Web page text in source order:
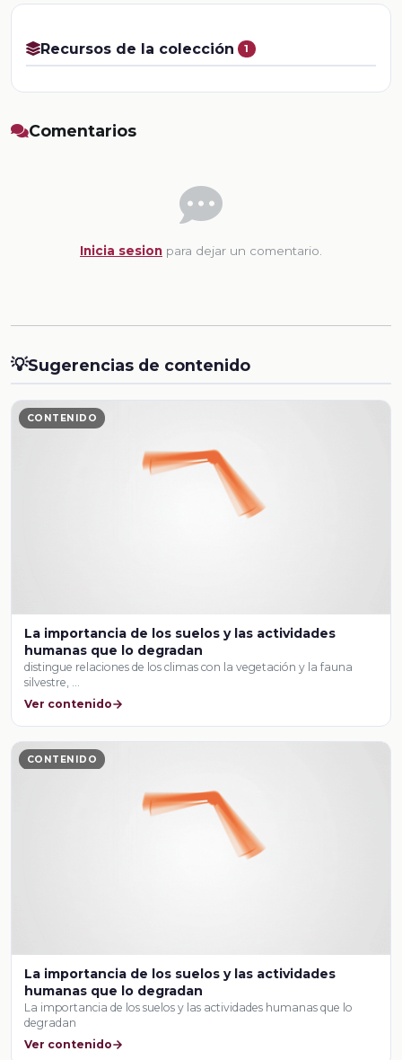
Recursos de la colección 1
Comentarios
Inicia sesion para dejar un comentario.
💡Sugerencias de contenido
CONTENIDO
La importancia de los suelos y las actividades
humanas que lo degradan
distingue relaciones de los climas con la vegetación y la fauna
silvestre, …
Ver contenido
CONTENIDO
La importancia de los suelos y las actividades
humanas que lo degradan
La importancia de los suelos y las actividades humanas que lo
degradan
Ver contenido